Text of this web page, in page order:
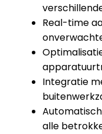
Real-time
Integratie
alle